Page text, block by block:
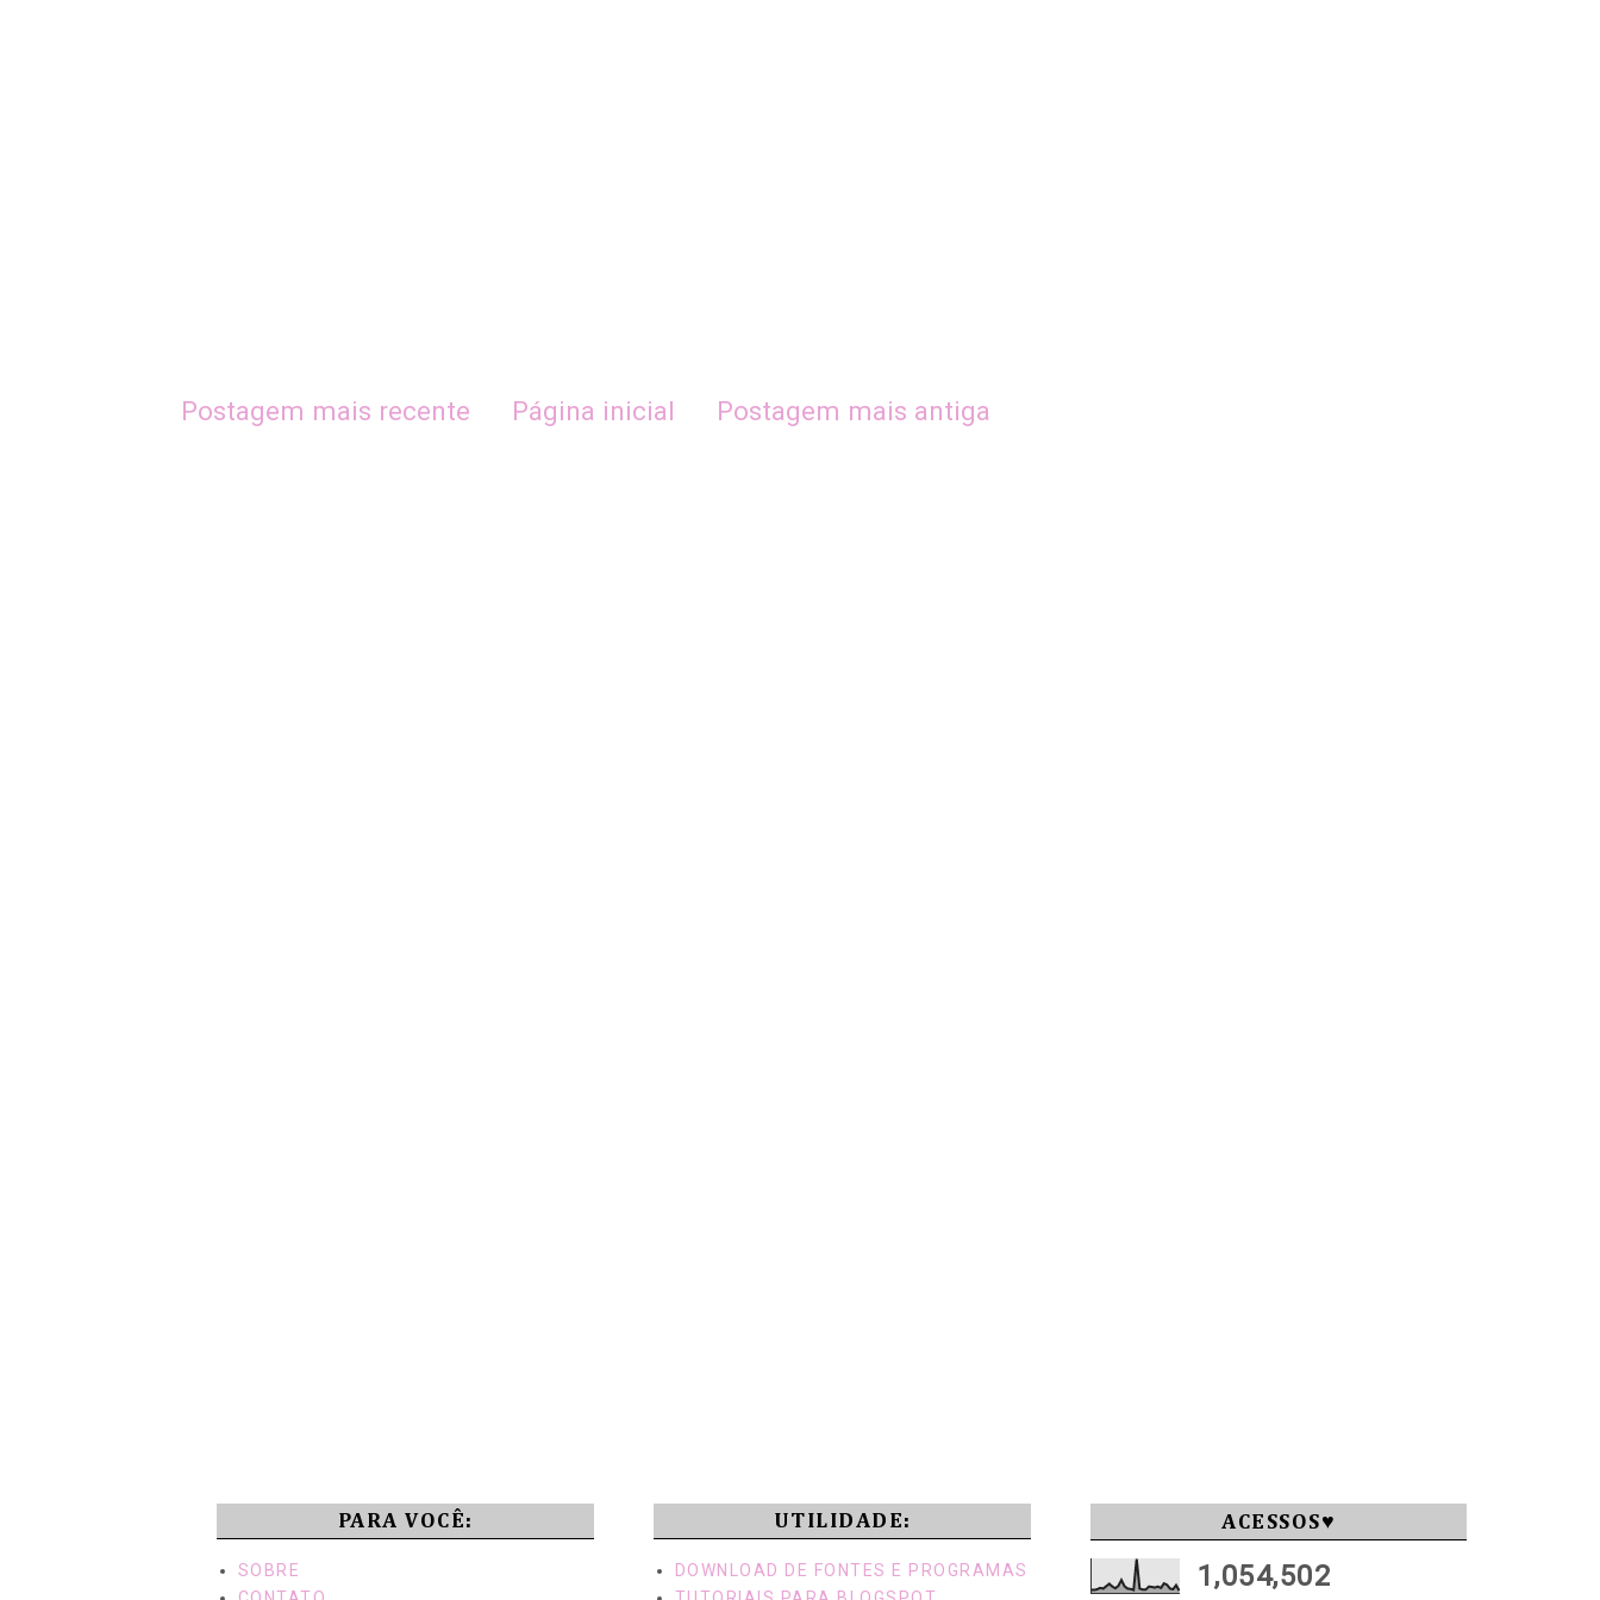
Postagem mais recente Postagem mais antiga
Página inicial
PARA VOCÊ:
SOBRE
UTILIDADE:
DOWNLOAD DE FONTES E PROGRAMAS
ACESSOS♥
1,054,502